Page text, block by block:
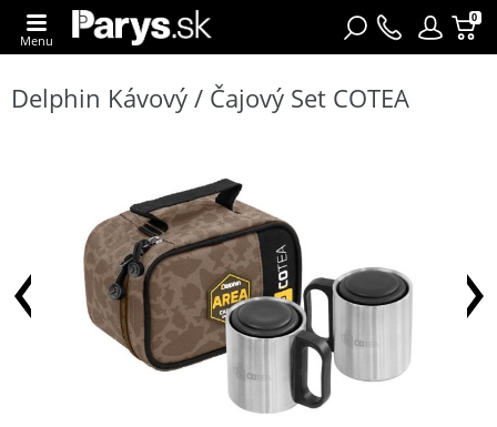
0
Menu
Delphin Kávový / Čajový Set COTEA